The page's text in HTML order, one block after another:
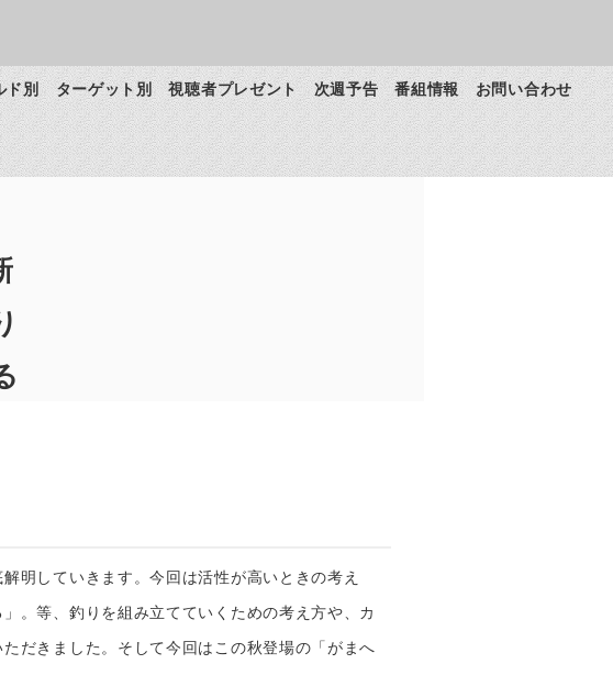
ド別 ターゲット別 視聴者プレゼント 次週予告 番組情報 お問い合わせ
明していきます。今回は活性が高いときの考え
。等、釣りを組み立てていくための考え方や、カ
だきました。そして今回はこの秋登場の「がまへ